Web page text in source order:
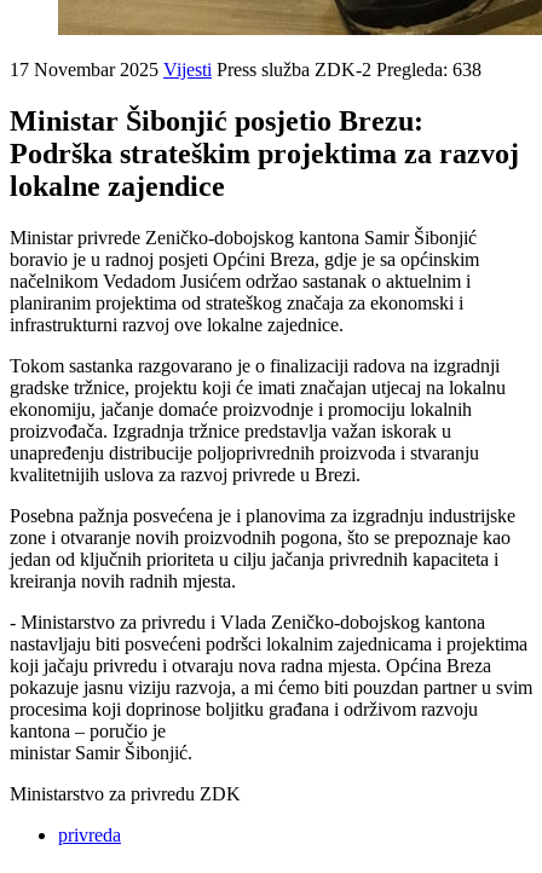
17 Novembar 2025 Vijesti Press služba ZDK-2 Pregleda: 638
Ministar Šibonjić posjetio Brezu:
Podrška strateškim projektima za razvoj
lokalne zajendice
Ministar privrede Zeničko-dobojskog kantona Samir Šibonjić
boravio je u radnoj posjeti Općini Breza, gdje je sa općinskim
načelnikom Vedadom Jusićem održao sastanak o aktuelnim i
planiranim projektima od strateškog značaja za ekonomski i
infrastrukturni razvoj ove lokalne zajednice.
Tokom sastanka razgovarano je o finalizaciji radova na izgradnji
gradske tržnice, projektu koji će imati značajan utjecaj na lokalnu
ekonomiju, jačanje domaće proizvodnje i promociju lokalnih
proizvođača. Izgradnja tržnice predstavlja važan iskorak u
unapređenju distribucije poljoprivrednih proizvoda i stvaranju
kvalitetnijih uslova za razvoj privrede u Brezi.
Posebna pažnja posvećena je i planovima za izgradnju industrijske
zone i otvaranje novih proizvodnih pogona, što se prepoznaje kao
jedan od ključnih prioriteta u cilju jačanja privrednih kapaciteta i
kreiranja novih radnih mjesta.
- Ministarstvo za privredu i Vlada Zeničko-dobojskog kantona
nastavljaju biti posvećeni podršci lokalnim zajednicama i projektima
koji jačaju privredu i otvaraju nova radna mjesta. Općina Breza
pokazuje jasnu viziju razvoja, a mi ćemo biti pouzdan partner u svim
procesima koji doprinose boljitku građana i održivom razvoju
kantona – poručio je
ministar Samir Šibonjić.
Ministarstvo za privredu ZDK
privreda